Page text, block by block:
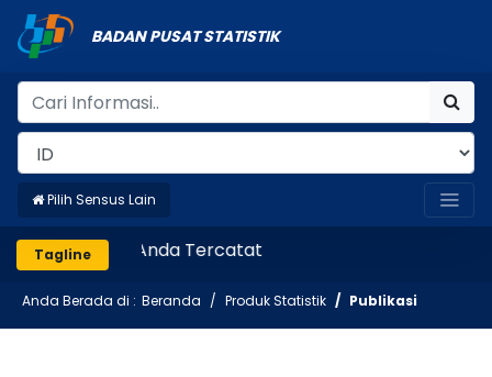
BADAN PUSAT STATISTIK
Pilih Sensus Lain
Tagline
Pastikan Anda Tercatat
Anda Berada di : Beranda Produk Statistik Publikasi